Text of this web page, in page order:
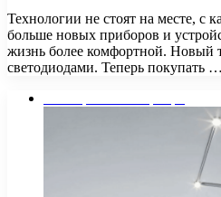
Технологии не стоят на месте, с
больше новых приборов и
жизнь более комфортной. Новый
светодиодами. Теперь покупать …